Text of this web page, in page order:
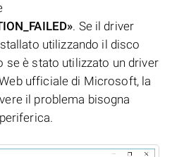
. Se il driver
utilizzando il disco
è stato utilizzato un driver
ufficiale di Microsoft, la
il problema bisogna